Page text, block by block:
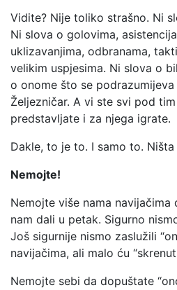
Vidite? Nije toliko strašno. Ni
Ni slova o golovima,
uklizavanjima, odbranama,
velikim uspjesima. Ni slova o
o onome što se
Željezničar. A vi ste svi pod
predstavljate i za njega igrate.
Dakle, to je to. I samo to.
Nemojte!
Nemojte više nama navijačima
nam dali u petak. Sigurno
Još sigurnije nismo zaslužili
navijačima, ali malo ću
Nemojte sebi da dopuštate